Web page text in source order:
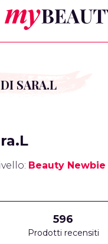
myBeauty
SARA.L
Beauty Newbie
596
Prodotti recensiti